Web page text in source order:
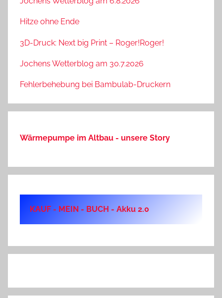
Hitze ohne Ende
3D-Druck: Next big Print – Roger!Roger!
Jochens Wetterblog am 30.7.2026
Fehlerbehebung bei Bambulab-Druckern
Wärmepumpe im Altbau - unsere Story
KAUF - MEIN - BUCH - Akku 2.0